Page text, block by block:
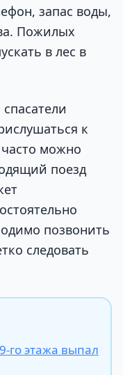
запас воды,
Пожилых
в лес в
к
можно
поезд
позвонить
следовать
го этажа выпал